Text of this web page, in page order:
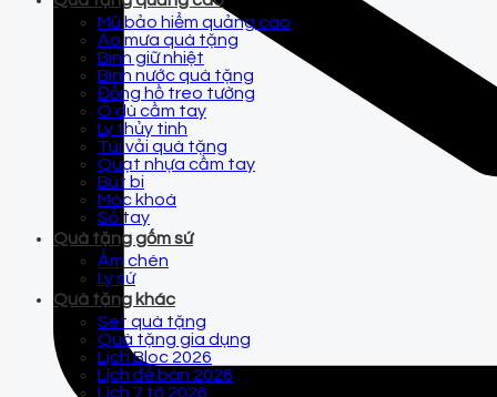
Mũ bảo hiểm quảng cáo
Áo mưa quà tặng
Bình giữ nhiệt
Bình nước quà tặng
Đồng hồ treo tường
Ô dù cầm tay
Ly thủy tinh
Túi vải quà tặng
Quạt nhựa cầm tay
Bút bi
Móc khoá
Sổ tay
Quà tặng gốm sứ
Ấm chén
Ly sứ
Quà tặng khác
Set quà tặng
Quà tặng gia dụng
Lịch Bloc 2026
Lịch để bàn 2026
Lịch 7 tờ 2026